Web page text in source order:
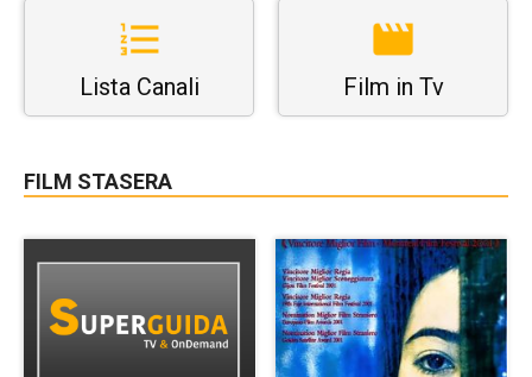
Lista Canali Film in Tv
FILM STASERA